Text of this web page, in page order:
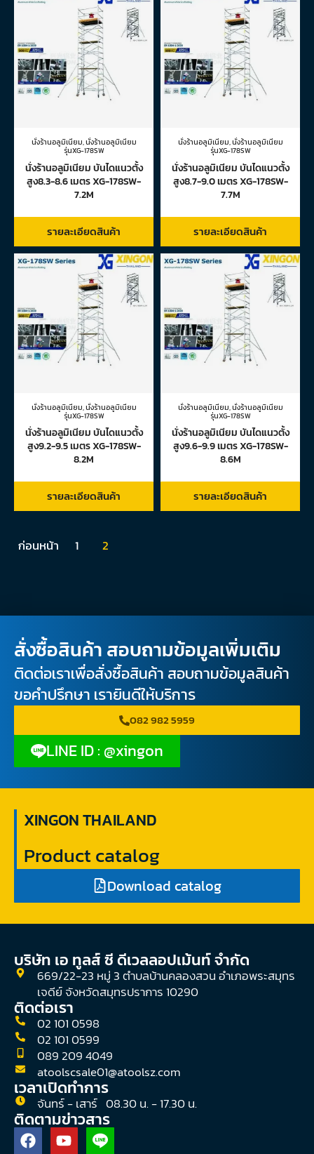
นั่งร้านอลูมิเนียม,นั่งร้านอลูมิเนียม
รุ่นXG-178SW
นั่งร้านอลูมิเนียม บันไดแนวตั้ง
สูง8.3-8.6 เมตร XG-178SW-
7.2M
รายละเอียดสินค้า
นั่งร้านอลูมิเนียม,นั่งร้านอลูมิเนียม
รุ่นXG-178SW
นั่งร้านอลูมิเนียม บันไดแนวตั้ง
สูง8.7-9.0 เมตร XG-178SW-
7.7M
รายละเอียดสินค้า
นั่งร้านอลูมิเนียม,นั่งร้านอลูมิเนียม
รุ่นXG-178SW
นั่งร้านอลูมิเนียม บันไดแนวตั้ง
สูง9.2-9.5 เมตร XG-178SW-
8.2M
รายละเอียดสินค้า
นั่งร้านอลูมิเนียม,นั่งร้านอลูมิเนียม
รุ่นXG-178SW
นั่งร้านอลูมิเนียม บันไดแนวตั้ง
สูง9.6-9.9 เมตร XG-178SW-
8.6M
รายละเอียดสินค้า
ก่อนหน้า 1 2
สั่งซื้อสินค้า สอบถามข้อมูลเพิ่มเติม
ติดต่อเราเพื่อสั่งซื้อสินค้า สอบถามข้อมูลสินค้า
ขอคำปรึกษา เรายินดีให้บริการ
082 982 5959
LINE ID : @xingon
XINGON THAILAND
Product catalog
Download catalog
บริษัท เอ ทูลส์ ซี ดีเวลลอปเม้นท์ จํากัด
669/22-23 หมู่ 3 ตำบลบ้านคลองสวน อำเภอพระสมุทร
เจดีย์ จังหวัดสมุทรปราการ 10290
ติดต่อเรา
02 101 0598
02 101 0599
089 209 4049
atoolscsale01@atoolsz.com
เวลาเปิดทำการ
จันทร์ - เสาร์ 08.30 น. - 17.30 น.
ติดตามข่าวสาร
F
a
Y
o